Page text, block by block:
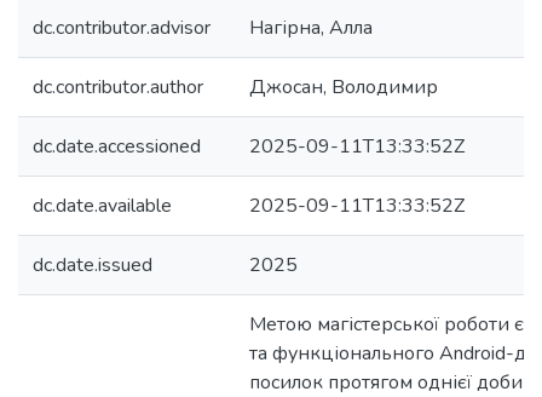
dc.contributor.advisor Нагірна, Алла
dc.contributor.author Джосан, Володимир
dc.date.accessioned 2025-09-11T13:33:52Z
dc.date.available 2025-09-11T13:33:52Z
dc.date.issued 2025
Метою магістерської роботи є
та функціонального Android-
посилок протягом однієї доби